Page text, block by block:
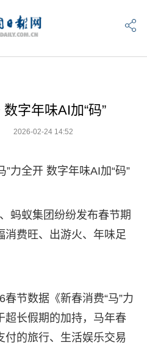
字年味AI加“码”
2026-02-24 14:52
”力全开 数字年味AI加“码”
蚂蚁集团纷纷发布春节期
消费旺、出游火、年味足
节数据《新春消费“马”力
超长假期的加持，马年春
付的旅行、生活娱乐交易